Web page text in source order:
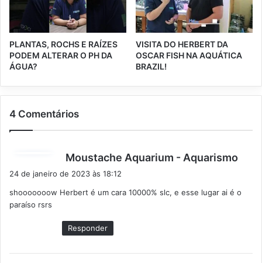
PLANTAS, ROCHS E RAÍZES
PODEM ALTERAR O PH DA
ÁGUA?
VISITA DO HERBERT DA
OSCAR FISH NA AQUÁTICA
BRAZIL!
4 Comentários
Moustache Aquarium - Aquarismo
s
24 de janeiro de 2023 às 18:12
shooooooow Herbert é um cara 10000% slc, e esse lugar ai é o
paraíso rsrs
Responder